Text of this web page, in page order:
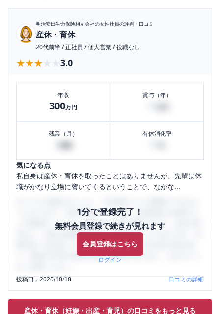
明治安田生命保険相互会社の女性社員の評判・口コミ
産休・育休
20代前半/正社員 /個人営業/役職なし
★★★★★
★★★★★ 3.0
年収
300万円
賞与（年）
残業（月） 有休消化率
気になる点
私自身は産休・育休を取ったことはありませんが、先輩は休
職がかなり立場に響いてくるということで、なかな...
1分で登録完了！
無料会員登録で続きが見れます
会員登録はこちら
ログイン
うになります。SHEHUB(シーハブ)は、女性限定の企業口コ
ミの投稿サイトです。給与面・女性の働きやすさ・会社の評
判など、女性の転職は気にすべき点がたくさんあります。先
輩社員（元社員）の口コミを通して、本当の会社の姿を知
り、将来の不安や現在の悩みを解消するために、ぜひサイト
投稿日：2025/10/18 口コミの詳細
産休・育休（妊娠・出産・育児）の口コミをもっと見る